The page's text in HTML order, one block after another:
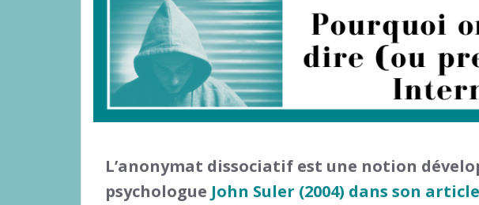
L’anonymat dissociatif est une notion
psychologue John Suler (2004) dans son